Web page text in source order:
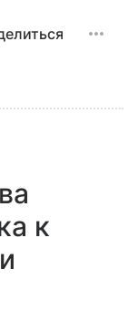
к